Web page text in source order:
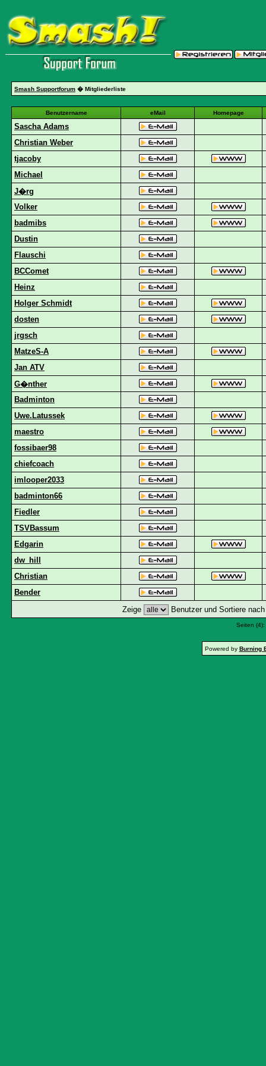
Smash Supportforum � Mitgliederliste
Benutzername eMail Homepage
Sascha Adams
Christian Weber
tjacoby
Michael
J�rg
Volker
badmibs
Dustin
Flauschi
BCComet
Heinz
Holger Schmidt
dosten
jrgsch
MatzeS-A
Jan ATV
G�nther
Badminton
Uwe.Latussek
maestro
fossibaer98
chiefcoach
imlooper2033
badminton66
Fiedler
TSVBassum
Edgarin
dw_hill
Christian
Bender
Zeige
Benutzer und Sortiere
Seiten (4):
Powered by Burning